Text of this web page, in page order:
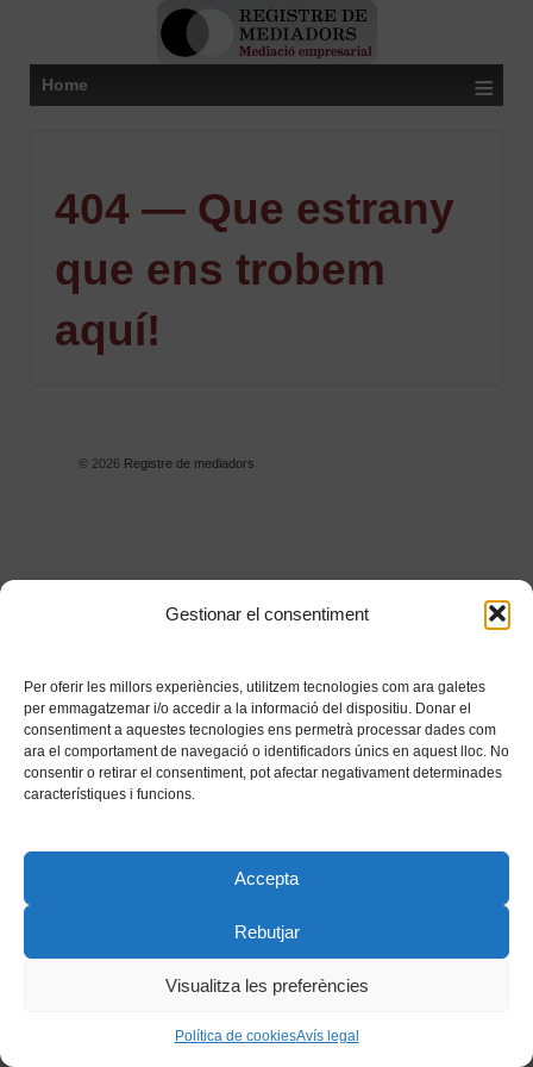
Gestionar el consentiment
Per oferir les millors experiències, utilitzem tecnologies com ara galetes
per emmagatzemar i/o accedir a la informació del dispositiu. Donar el
consentiment a aquestes tecnologies ens permetrà processar dades com
ara el comportament de navegació o identificadors únics en aquest lloc. No
consentir o retirar el consentiment, pot afectar negativament determinades
característiques i funcions.
Accepta
Rebutjar
Visualitza les preferències
Política de cookiesAvís legal
Home ≡
404 — Que estrany
que ens trobem
aquí!
© 2026Registre de mediadors